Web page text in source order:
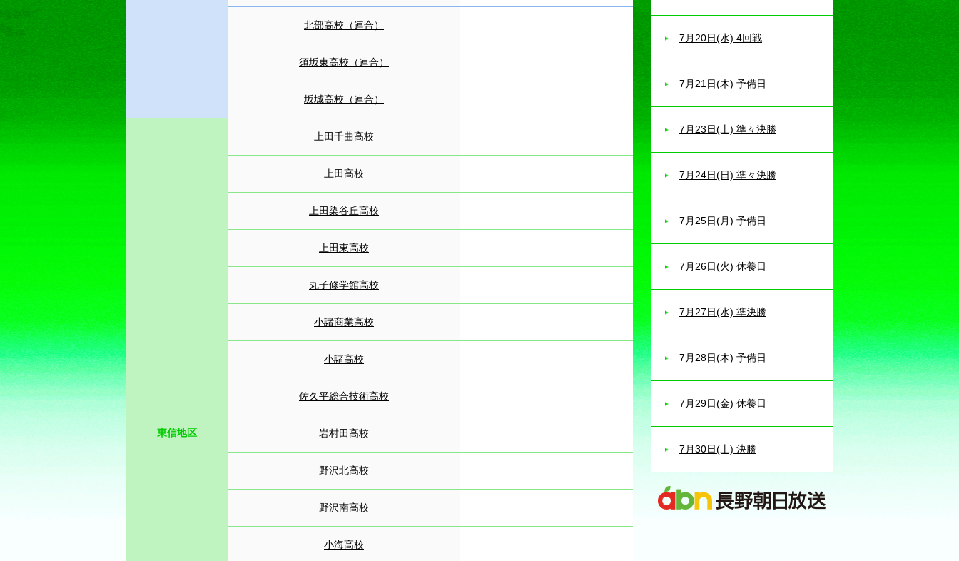
北部高校（連合）
須坂東高校（連合）
坂城高校（連合）
東信地区
上田千曲高校
上田高校
上田染谷丘高校
上田東高校
丸子修学館高校
小諸商業高校
小諸高校
佐久平総合技術高校
岩村田高校
野沢北高校
野沢南高校
小海高校
7月20日(水) 4回戦
7月21日(木) 予備日
7月23日(土) 準々決勝
7月24日(日) 準々決勝
7月25日(月) 予備日
7月26日(火) 休養日
7月27日(水) 準決勝
7月28日(木) 予備日
7月29日(金) 休養日
7月30日(土) 決勝